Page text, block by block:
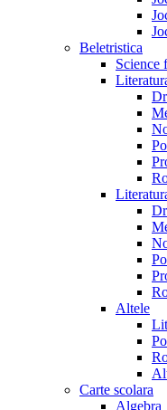
Beletristica
Science
Altele
Carte scolara
Algebra